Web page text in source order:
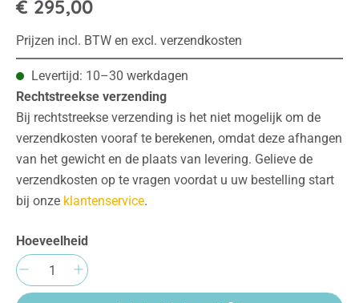
€ 295,00
Prijzen incl. BTW en excl. verzendkosten
Levertijd: 10–30 werkdagen
Rechtstreekse verzending
Bij rechtstreekse verzending is het niet mogelijk om de
verzendkosten vooraf te berekenen, omdat deze afhangen
van het gewicht en de plaats van levering. Gelieve de
verzendkosten op te vragen voordat u uw bestelling start
bij onze klantenservice.
Hoeveelheid
Producthoeveelheid: Voer de gewenste